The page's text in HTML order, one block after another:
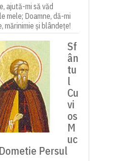
ajută-mi să văd
mele; Doamne, dă-mi
mărinimie şi blândeţe!
Sf
ân
tu
l
Cu
vi
os
M
uc
Persul